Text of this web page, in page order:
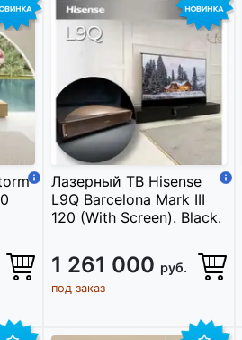
Лазерный ТВ Hisense
L9Q Barcelona Mark III
120 (With Screen). Black.
1 261 000 руб.
под заказ